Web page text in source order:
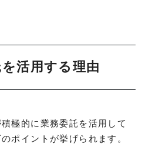
活用する理由
極的に業務委託を活用して
ポイントが挙げられます。